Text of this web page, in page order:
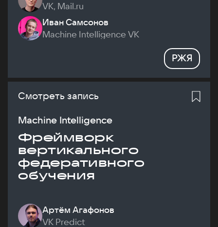
VK, Mail.ru
Иван Самсонов
Machine Intelligence VK
РЖЯ
Смотреть запись
Machine Intelligence
Фреймворк
вертикального
федеративного
обучения
Артём Агафонов
VK Predict